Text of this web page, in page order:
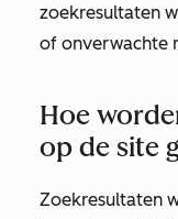
zoekresultaten
of onverwachte
Hoe
op de site
Zoekresultaten